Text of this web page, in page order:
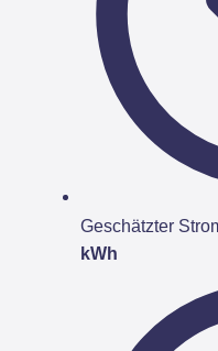
Geschätzter
kWh